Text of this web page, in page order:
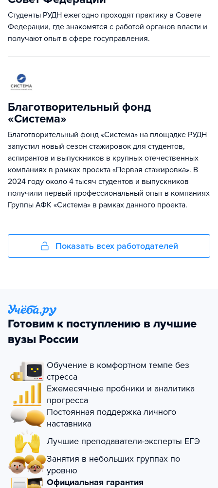
Студенты РУДН ежегодно проходят практику в Совете
Федерации, где знакомятся с работой органов власти и
получают опыт в сфере госуправления.
Благотворительный фонд
«Система»
Благотворительный фонд «Система» на площадке РУДН
запустил новый сезон стажировок для студентов,
аспирантов и выпускников в крупных отечественных
компаниях в рамках проекта «Первая стажировка». В
2024 году около 4 тысяч студентов и выпускников
получили первый профессиональный опыт в компаниях
Группы АФК «Система» в рамках данного проекта.
Показать всех работодателей
Готовим к поступлению в лучшие
вузы России
Обучение в комфортном темпе без
стресса
Ежемесячные пробники и аналитика
прогресса
Постоянная поддержка личного
наставника
Лучшие преподаватели-эксперты ЕГЭ
Занятия в небольших группах по
уровню
Официальная гарантия